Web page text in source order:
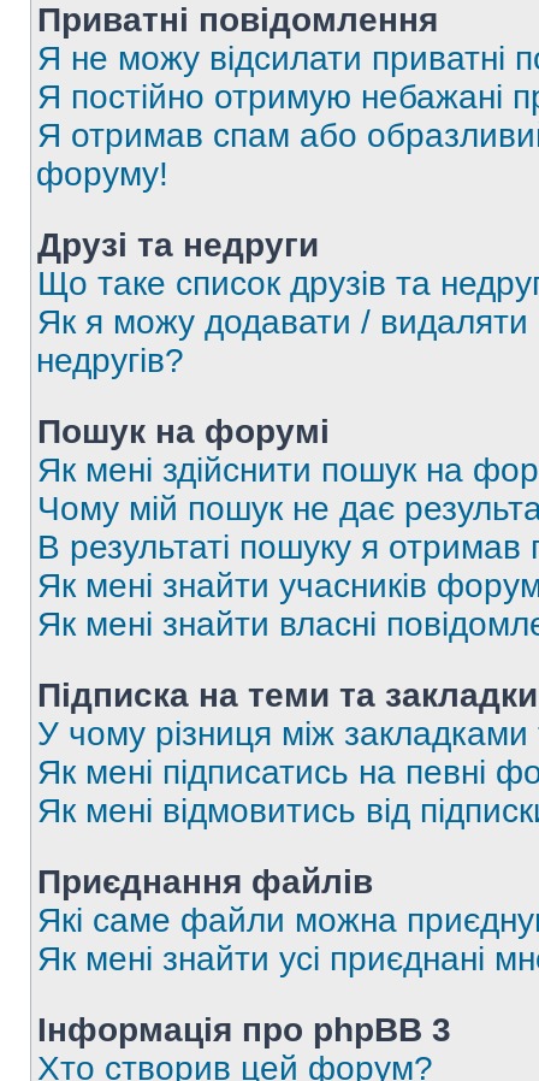
Приватні повідомлення
Я не можу відсилати приватні
Я постійно отримую небажані
Я отримав спам або
форуму!
Друзі та недруги
Що таке список друзів та
Як я можу додавати / видаляти
недругів?
Пошук на форумі
Як мені здійснити пошук на
Чому мій пошук не дає
В результаті пошуку я отримав
Як мені знайти учасників
Як мені знайти власні
Підписка на теми та закладки
У чому різниця між закладками
Як мені підписатись на певні
Як мені відмовитись від
Приєднання файлів
Які саме файли можна
Як мені знайти усі приєднані
Інформація про phpBB 3
Хто створив цей форум?